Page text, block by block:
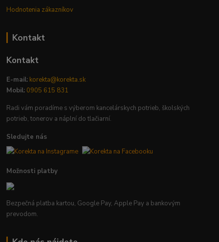
Hodnotenia zákazníkov
Kontakt
Kontakt
E-mail: korekta@korekta.sk
Mobil: 0905 615 831
Radi vám poradíme s výberom kancelárskych potrieb, školských
potrieb, tonerov a náplní do tlačiarní.
Sledujte nás
Možnosti platby
Bezpečná platba kartou, Google Pay, Apple Pay a bankovým
prevodom.